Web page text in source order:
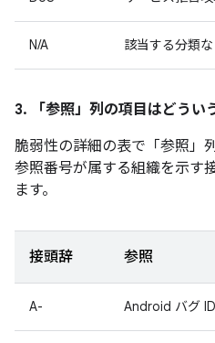
N/A 該当する分類な
3. 「参照」 列の項目はどうい
脆弱性の詳細の表で「参照」
参照番号が属する組織を示す
ます。
接頭辞 参照
A- Android バグ ID